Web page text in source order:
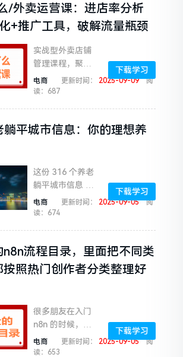
艺达人，都能轻
松掌握地道风
味，开启...
/外卖运营课：进店率分析
+推广工具，破解流量瓶颈
实战型外卖店铺
管理课程，聚焦
数据驱动运营与
平台规则应用。
下单率拆解）切
电商 更新时间： 2025-09-09阅
读：687
下载学习
平城市信息：你的理想养
这份 316 个养老
躺平城市信息 P
DF 文档汇集了
全国 316 个城市
信息，旨在帮助
有养老...
电商 更新时间： 2025-09-05阅
读：674
下载学习
n8n流程目录，里面把不同类
按照热门创作者分类整理好
很多朋友在入门
n8n 的时候，都
会遇到一个问
题：学了触发
电商 更新时间： 2025-09-05阅
读：653
下载学习